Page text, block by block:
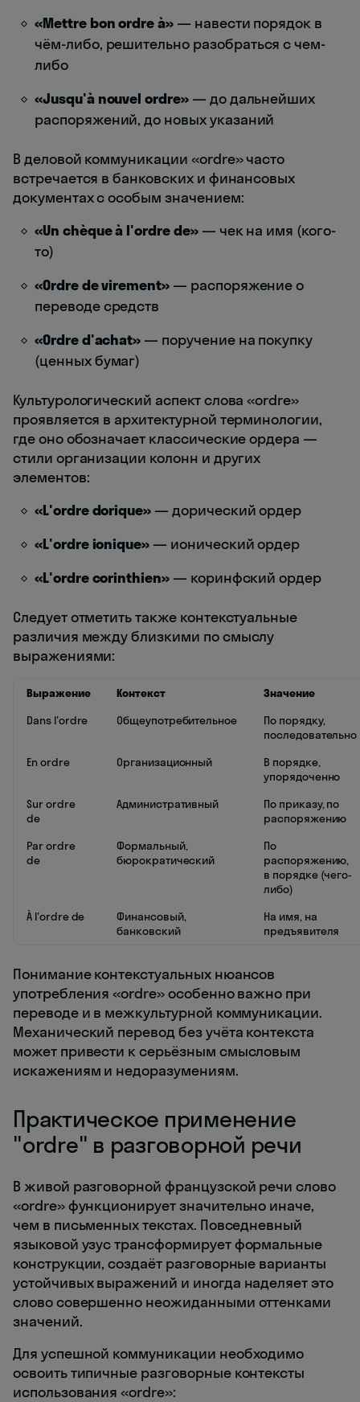
«Mettre bon ordre à» — навести порядок в
чём-либо, решительно разобраться с чем-
либо
«Jusqu'à nouvel ordre»— до дальнейших
распоряжений, до новых указаний
В деловой коммуникации «ordre» часто
встречается в банковских и финансовых
документах с особым значением:
«Un chèque à l'ordre de»— чек на имя (кого-
то)
«Ordre de virement» — распоряжение о
переводе средств
«Ordre d'achat» — поручение на покупку
(ценных бумаг)
Культурологический аспект слова «ordre»
проявляется в архитектурной терминологии,
где оно обозначает классические ордера —
стили организации колонн и других
элементов:
«L'ordre dorique» — дорический ордер
«L'ordre ionique» — ионический ордер
«L'ordre corinthien» — коринфский ордер
Следует отметить также контекстуальные
различия между близкими по смыслу
выражениями:
Выражение Контекст
Значение
Dans l'ordre
Общеупотребительное
По порядку,
последовательно
En ordre
Организационный
В порядке,
упорядоченно
Sur ordre
de
Административный
По приказу, по
распоряжению
Par ordre
de
Формальный,
бюрократический
По
распоряжению,
в порядке (чего-
либо)
À l'ordre de
Финансовый,
банковский
На имя, на
предъявителя
Понимание контекстуальных нюансов
употребления «ordre» особенно важно при
переводе и в межкультурной коммуникации.
Механический перевод без учёта контекста
может привести к серьёзным смысловым
искажениям и недоразумениям.
Практическое применение
"ordre" в разговорной речи
В живой разговорной французской речи слово
«ordre» функционирует значительно иначе,
чем в письменных текстах. Повседневный
языковой узус трансформирует формальные
конструкции, создаёт разговорные варианты
устойчивых выражений и иногда наделяет это
слово совершенно неожиданными оттенками
значений.
Для успешной коммуникации необходимо
освоить типичные разговорные контексты
использования «ordre»: